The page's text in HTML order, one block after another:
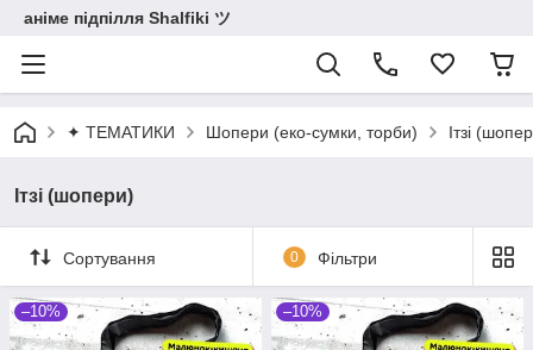
аніме підпілля Shalfiki ツ
✦ ТЕМАТИКИ Шопери (еко-сумки, торби) Ітзі
Ітзі (шопери)
Сортування 0 Фільтри
–10% –10%